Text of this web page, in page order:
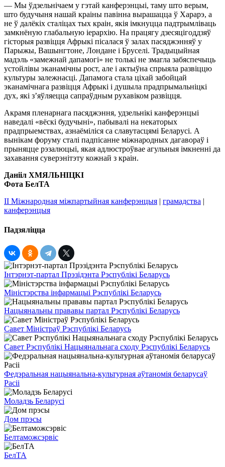
— Мы ўдзельнічаем у гэтай канферэнцыі, таму што верым,
што будучыня нашай краіны павінна вырашацца ў Харарэ, а
не ў далёкіх сталіцах тых краін, якія імкнуцца падтрымліваць
замкнёную глабальную іерархію. На працягу дзесяцігоддзяў
гісторыя развіцця Афрыкі пісалася ў залах пасяджэнняў у
Парыжы, Вашынгтоне, Лондане і Бруселі. Традыцыйная
мадэль «замежнай дапамогі» не толькі не змагла забяспечыць
устойлівы эканамічны рост, але і актыўна спрыяла развіццю
культуры залежнасці. Дапамога стала ціхай забойцай
эканамічнага развіцця Афрыкі і душыла прадпрымальніцкі
дух, які з’яўляецца сапраўдным рухавіком развіцця.
Акрамя пленарнага пасяджэння, удзельнікі канферэнцыі
наведалі «вёскі будучыні», пабывалі на некаторых
прадпрыемствах, азнаёміліся са славутасцямі Беларусі. А
вынікам форуму сталі падпісанне міжнародных дагавораў і
прыняцце рэзалюцыі, якая адлюстроўвае агульныя імкненні да
захавання суверэнітэту кожнай з краін.
Данііл ХМЯЛЬНІЦКІ
Фота БелТА
II Міжнародная міжпартыйная канферэнцыя | грамадства |
канферэнцыя
Падзяліцца
Інтэрнэт-партал Прэзідэнта Рэспублікі Беларусь
Міністэрства інфармацыі Рэспублікі Беларусь
Нацыянальны прававы партал Рэспублікі Беларусь
Савет Міністраў Рэспублікі Беларусь
Савет Рэспублікі Нацыянальнага сходу Рэспублікі Беларусь
Федэральная нацыянальна-культурная аўтаномія беларусаў
Расіі
Моладзь Беларусі
Дом прэсы
Белтаможсэрвіс
БелТА